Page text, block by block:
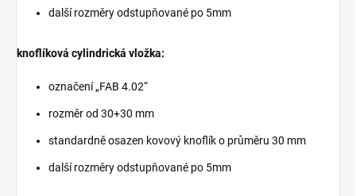
další rozměry odstupňované po 5mm
knoflíková cylindrická vložka:
označení „FAB 4.02“
rozměr od 30+30 mm
standardně osazen kovový knoflík o průměru 30 mm
další rozměry odstupňované po 5mm